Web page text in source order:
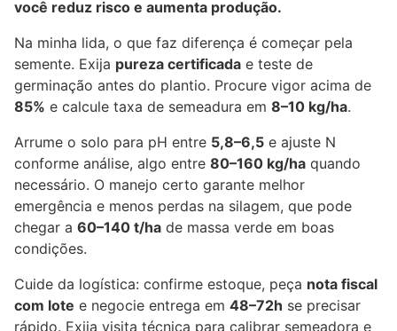
você reduz risco e aumenta produção.
Na minha lida, o que faz diferença é começar pela
semente. Exija pureza certificada e teste de
germinação antes do plantio. Procure vigor acima de
85% e calcule taxa de semeadura em 8–10 kg/ha.
Arrume o solo para pH entre 5,8–6,5 e ajuste N
conforme análise, algo entre 80–160 kg/ha quando
necessário. O manejo certo garante melhor
emergência e menos perdas na silagem, que pode
chegar a 60–140 t/ha de massa verde em boas
condições.
Cuide da logística: confirme estoque, peça nota fiscal
com lote e negocie entrega em 48–72h se precisar
rápido. Exija visita técnica para calibrar semeadora e